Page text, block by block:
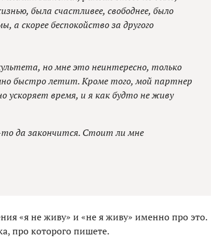
была счастливее, свободнее, было
скорее беспокойство за другого
но мне это неинтересно, только
быстро летит. Кроме того, мой партнер
время, и я как будто не живу
да закончится. Стоит ли мне
«я не живу» и «не я живу» именно про это.
про которого пишете.